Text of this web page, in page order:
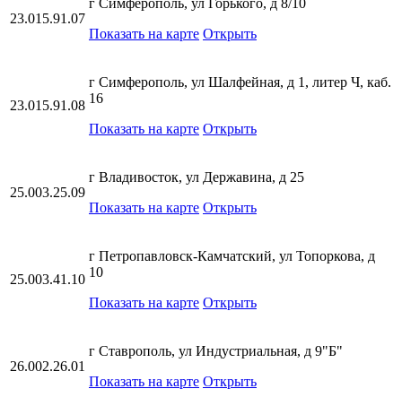
23.015.91.07
г Симферополь, ул Горького, д 8/10
Показать на карте Открыть
23.015.91.08
г Симферополь, ул Шалфейная, д 1, литер Ч, каб.
16
Показать на карте Открыть
25.003.25.09
г Владивосток, ул Державина, д 25
Показать на карте Открыть
25.003.41.10
г Петропавловск-Камчатский, ул Топоркова, д
10
Показать на карте Открыть
26.002.26.01
г Ставрополь, ул Индустриальная, д 9"Б"
Показать на карте Открыть